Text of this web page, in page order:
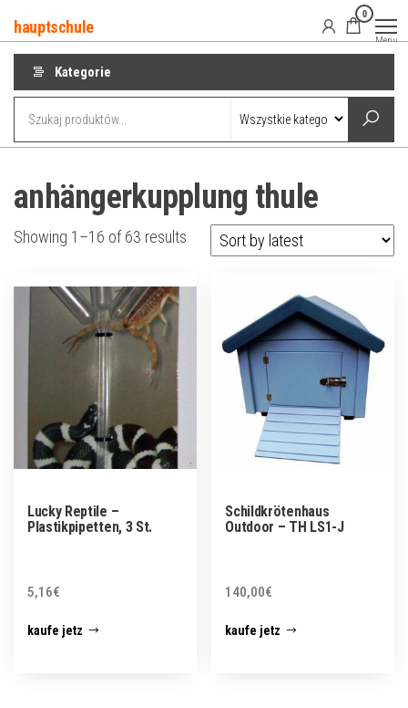
do
treści
hauptschule
0
Menu
Kategorie
anhängerkupplung thule
Showing 1–16 of 63 results
Lucky Reptile –
Plastikpipetten, 3 St.
5,16€
kaufe jetz
Schildkrötenhaus
Outdoor – TH LS1-J
140,00€
kaufe jetz